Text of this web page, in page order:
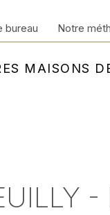
MAISONS
bureau Notre
-